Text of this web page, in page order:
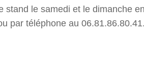
stand le samedi et le dimanche
par téléphone au 06.81.86.80.41.